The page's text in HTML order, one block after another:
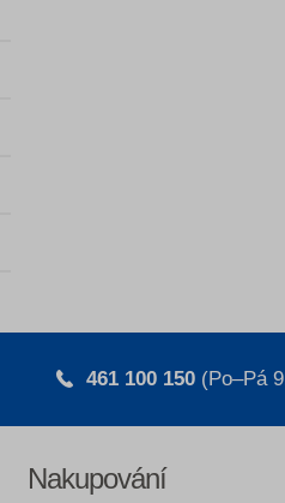
461 100 150 (Po–Pá
Nakupování